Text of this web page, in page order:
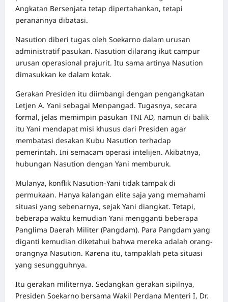
Angkatan Bersenjata tetap dipertahankan, tetapi
peranannya dibatasi.
Nasution diberi tugas oleh Soekarno dalam urusan
administratif pasukan. Nasution dilarang ikut campur
urusan operasional prajurit. Itu sama artinya Nasution
dimasukkan ke dalam kotak.
Gerakan Presiden itu diimbangi dengan pengangkatan
Letjen A. Yani sebagai Menpangad. Tugasnya, secara
formal, jelas memimpin pasukan TNI AD, namun di balik
itu Yani mendapat misi khusus dari Presiden agar
membatasi desakan Kubu Nasution terhadap
pemerintah. Ini semacam operasi intelijen. Akibatnya,
hubungan Nasution dengan Yani memburuk.
Mulanya, konflik Nasution-Yani tidak tampak di
permukaan. Hanya kalangan elite saja yang memahami
situasi yang sebenarnya, sejak Yani diangkat. Tetapi,
beberapa waktu kemudian Yani mengganti beberapa
Panglima Daerah Militer (Pangdam). Para Pangdam yang
diganti kemudian diketahui bahwa mereka adalah orang-
orangnya Nasution. Karena itu, tampaklah peta situasi
yang sesungguhnya.
Itu gerakan militernya. Sedangkan gerakan sipilnya,
Presiden Soekarno bersama Wakil Perdana Menteri I, Dr.